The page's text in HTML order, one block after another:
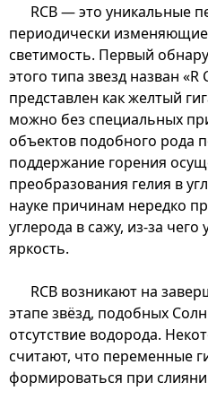
RCB — это уникальные
периодически
светимость. Первый
этого типа звезд назван
представлен как желтый
можно без специальных
объектов подобного рода
поддержание горения
преобразования гелия в
науке причинам нередко
углерода в сажу, из-за
яркость.
RCB возникают на
этапе звёзд, подобных
отсутствие водорода.
считают, что переменные
формироваться при